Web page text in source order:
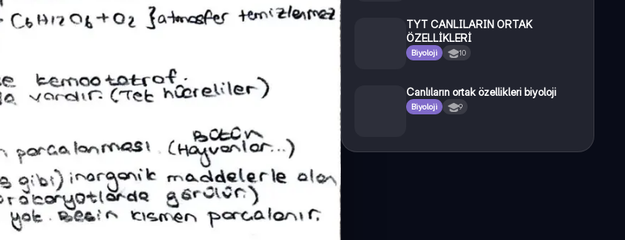
TYT CANLILARIN ORTAK
ÖZELLİKLERİ
Biyoloji 10
Canlıların ortak özellikleri biyoloji
Biyoloji 9